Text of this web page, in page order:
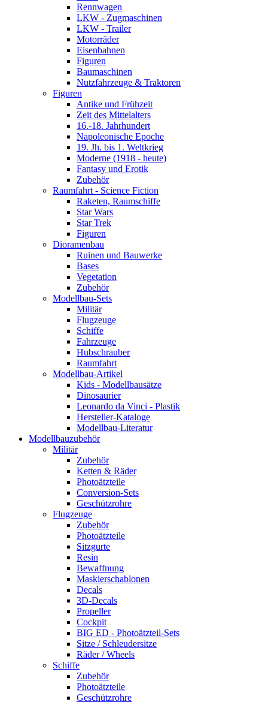
Rennwagen
LKW - Zugmaschinen
LKW - Trailer
Motorräder
Eisenbahnen
Figuren
Baumaschinen
Nutzfahrzeuge & Traktoren
Figuren
Antike und Frühzeit
Zeit des Mittelalters
16.-18. Jahrhundert
Napoleonische Epoche
19. Jh. bis 1. Weltkrieg
Moderne (1918 - heute)
Fantasy und Erotik
Zubehör
Raumfahrt - Science Fiction
Raketen, Raumschiffe
Star Wars
Star Trek
Figuren
Dioramenbau
Ruinen und Bauwerke
Bases
Vegetation
Zubehör
Modellbau-Sets
Militär
Flugzeuge
Schiffe
Fahrzeuge
Hubschrauber
Raumfahrt
Modellbau-Artikel
Kids - Modellbausätze
Dinosaurier
Leonardo da Vinci - Plastik
Hersteller-Kataloge
Modellbau-Literatur
Modellbauzubehör
Militär
Zubehör
Ketten & Räder
Photoätzteile
Conversion-Sets
Geschützrohre
Flugzeuge
Zubehör
Photoätzteile
Sitzgurte
Resin
Bewaffnung
Maskierschablonen
Decals
3D-Decals
Propeller
Cockpit
BIG ED - Photoätzteil-Sets
Sitze / Schleudersitze
Räder / Wheels
Schiffe
Zubehör
Photoätzteile
Geschützrohre